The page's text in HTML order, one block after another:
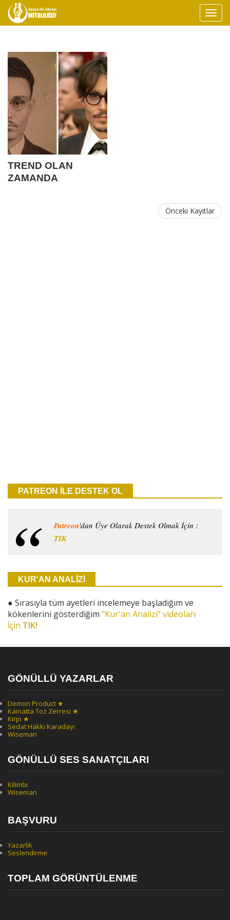
TREND OLAN
ZAMANDA
Önceki Kayıtlar
PATREON İLE DESTEK OL
Patreon'dan Üye Olarak Destek Olmak İçin :
TIK
KUR'AN ANALİZİ
● Sırasıyla tüm ayetleri incelemeye başladığım ve
kökenlerini gösterdiğim "Kur'an Analizi" videoları
İçin TIK!
GÖNÜLLÜ YAZARLAR
Demon Product ★
Kainatta Toz Zerresi ★
Kirpi ★
Sedat Hakkı Karadayı
Wiseman
GÖNÜLLÜ SES SANATÇILARI
Kilimbi
Wiseman
BAŞVURU
Yazarlık
Seslendirme
TOPLAM GÖRÜNTÜLENME